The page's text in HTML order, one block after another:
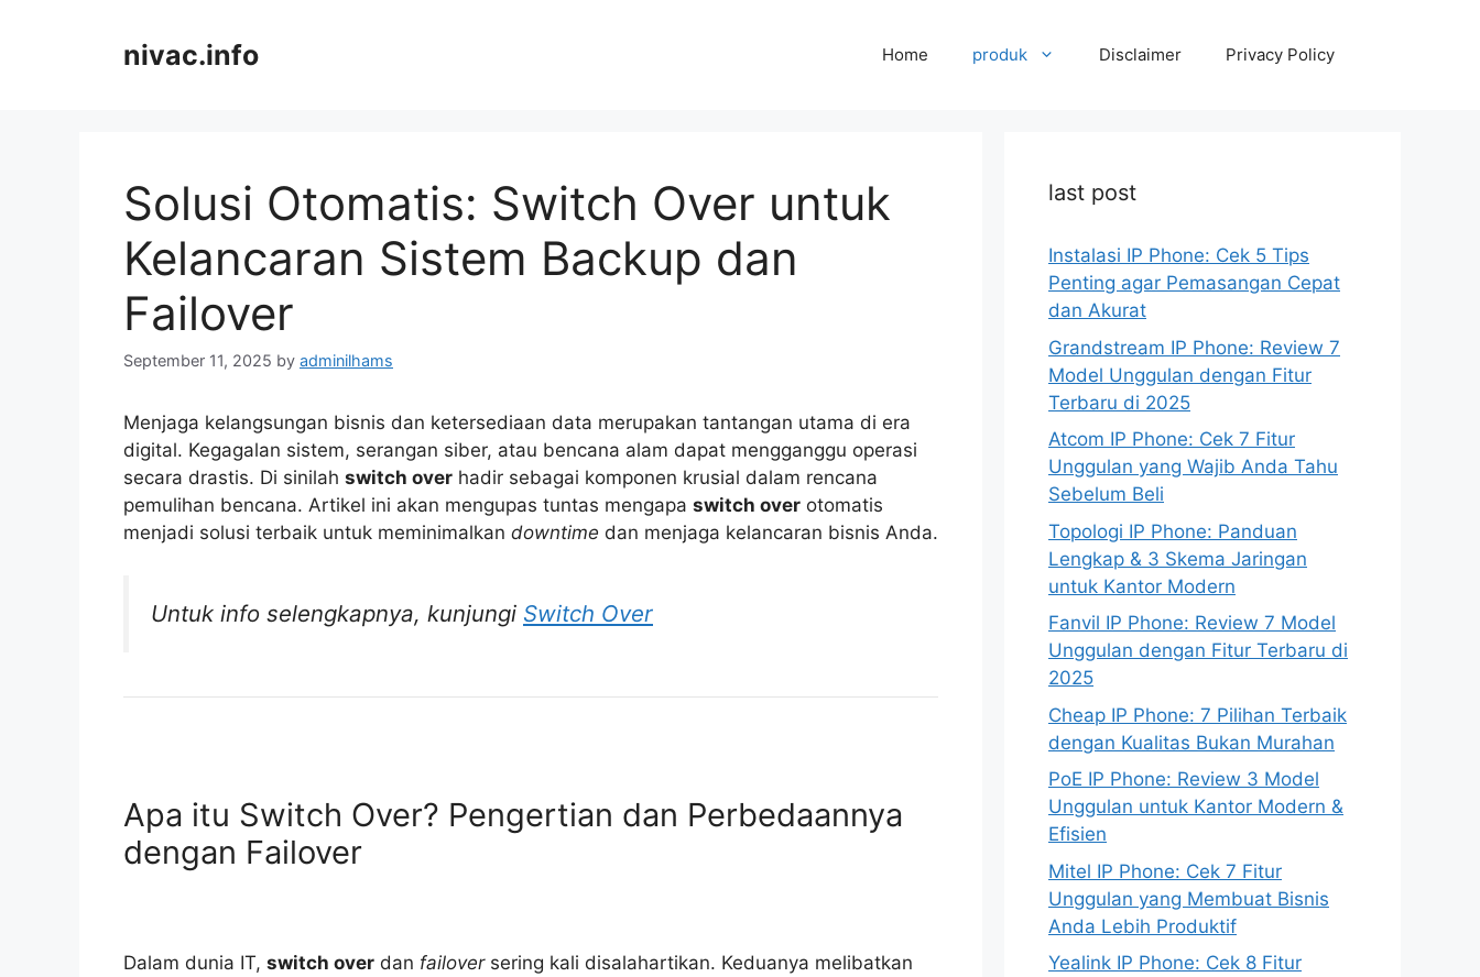
nivac.info Home produk Disclaimer Privacy Policy
Solusi Otomatis: Switch Over untuk
Kelancaran Sistem Backup dan
Failover
September 11, 2025 by adminilhams
Menjaga kelangsungan bisnis dan ketersediaan data merupakan tantangan utama di era
digital. Kegagalan sistem, serangan siber, atau bencana alam dapat mengganggu operasi
secara drastis. Di sinilah switch over hadir sebagai komponen krusial dalam rencana
pemulihan bencana. Artikel ini akan mengupas tuntas mengapa switch over otomatis
menjadi solusi terbaik untuk meminimalkan downtime dan menjaga kelancaran bisnis Anda.
Untuk info selengkapnya, kunjungi Switch Over
Apa itu Switch Over? Pengertian dan Perbedaannya
dengan Failover
Dalam dunia IT, switch over dan failoversering kali disalahartikan. Keduanya melibatkan
last post
Instalasi IP Phone: Cek 5 Tips
Penting agar Pemasangan Cepat
dan Akurat
Grandstream IP Phone: Review 7
Model Unggulan dengan Fitur
Terbaru di 2025
Atcom IP Phone: Cek 7 Fitur
Unggulan yang Wajib Anda Tahu
Sebelum Beli
Topologi IP Phone: Panduan
Lengkap & 3 Skema Jaringan
untuk Kantor Modern
Fanvil IP Phone: Review 7 Model
Unggulan dengan Fitur Terbaru di
2025
Cheap IP Phone: 7 Pilihan Terbaik
dengan Kualitas Bukan Murahan
PoE IP Phone: Review 3 Model
Unggulan untuk Kantor Modern &
Efisien
Mitel IP Phone: Cek 7 Fitur
Unggulan yang Membuat Bisnis
Anda Lebih Produktif
Yealink IP Phone: Cek 8 Fitur